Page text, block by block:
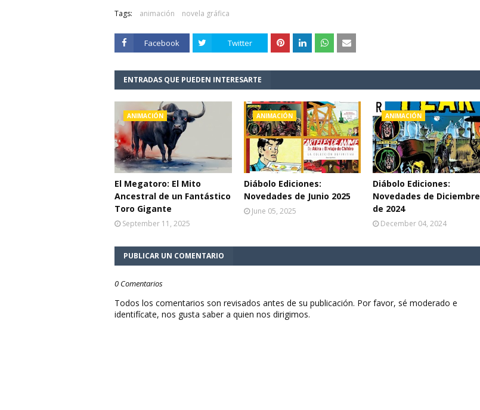
Tags: animación novela gráfica
Facebook Twitter
ENTRADAS QUE PUEDEN INTERESARTE
ANIMACIÓN
El Megatoro: El Mito
Ancestral de un Fantástico
Toro Gigante
September 11, 2025
ANIMACIÓN
Diábolo Ediciones:
Novedades de Junio 2025
June 05, 2025
ANIMACIÓN
Diábolo Ediciones:
Novedades de Diciembre
de 2024
December 04, 2024
PUBLICAR UN COMENTARIO
0 Comentarios
Todos los comentarios son revisados antes de su publicación. Por favor, sé moderado e
identifícate, nos gusta saber a quien nos dirigimos.